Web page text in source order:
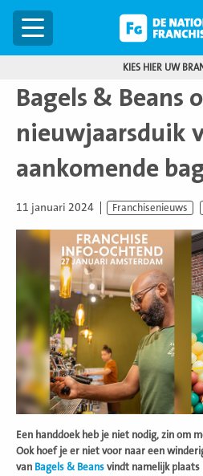
Menu
KIES HIER UW
Bagels & Beans
nieuwjaarsduik
aankomende
11 januari 2024 Franchisenieuws
Een handdoek heb je niet nodig, zin om
Ook hoef je er niet voor naar een
van Bagels & Beans vindt namelijk plaats